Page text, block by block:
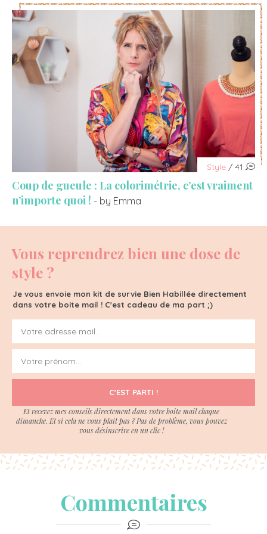
Style / 41
Coup de gueule : La colorimétrie, c’est vraiment
n’importe quoi ! - by Emma
Vous reprendrez bien une dose de
style ?
Je vous envoie mon kit de survie Bien Habillée directement
dans votre boite mail ! C'est cadeau de ma part ;)
C'EST PARTI !
Et recevez mes conseils directement dans votre boite mail chaque
dimanche. Et si cela ne vous plait pas ? Pas de problème, vous pouvez
vous désinscrire en un clic !
Commentaires